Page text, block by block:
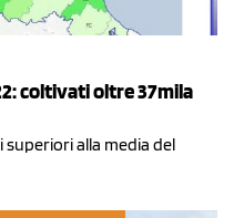
coltivati oltre 37mila
superiori alla media del